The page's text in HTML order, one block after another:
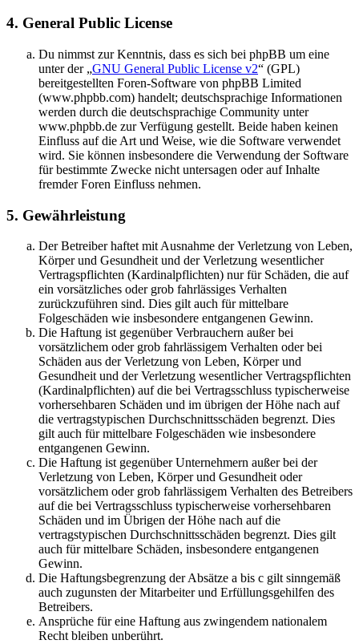
4. General Public License
Du nimmst zur Kenntnis, dass es sich bei phpBB um eine
unter der „GNU General Public License v2“ (GPL)
bereitgestellten Foren-Software von phpBB Limited
(www.phpbb.com) handelt; deutschsprachige Informationen
werden durch die deutschsprachige Community unter
www.phpbb.de zur Verfügung gestellt. Beide haben keinen
Einfluss auf die Art und Weise, wie die Software verwendet
wird. Sie können insbesondere die Verwendung der Software
für bestimmte Zwecke nicht untersagen oder auf Inhalte
fremder Foren Einfluss nehmen.
5. Gewährleistung
Der Betreiber haftet mit Ausnahme der Verletzung von Leben,
Körper und Gesundheit und der Verletzung wesentlicher
Vertragspflichten (Kardinalpflichten) nur für Schäden, die auf
ein vorsätzliches oder grob fahrlässiges Verhalten
zurückzuführen sind. Dies gilt auch für mittelbare
Folgeschäden wie insbesondere entgangenen Gewinn.
Die Haftung ist gegenüber Verbrauchern außer bei
vorsätzlichem oder grob fahrlässigem Verhalten oder bei
Schäden aus der Verletzung von Leben, Körper und
Gesundheit und der Verletzung wesentlicher Vertragspflichten
(Kardinalpflichten) auf die bei Vertragsschluss typischerweise
vorhersehbaren Schäden und im übrigen der Höhe nach auf
die vertragstypischen Durchschnittsschäden begrenzt. Dies
gilt auch für mittelbare Folgeschäden wie insbesondere
entgangenen Gewinn.
Die Haftung ist gegenüber Unternehmern außer bei der
Verletzung von Leben, Körper und Gesundheit oder
vorsätzlichem oder grob fahrlässigem Verhalten des Betreibers
auf die bei Vertragsschluss typischerweise vorhersehbaren
Schäden und im Übrigen der Höhe nach auf die
vertragstypischen Durchschnittsschäden begrenzt. Dies gilt
auch für mittelbare Schäden, insbesondere entgangenen
Gewinn.
Die Haftungsbegrenzung der Absätze a bis c gilt sinngemäß
auch zugunsten der Mitarbeiter und Erfüllungsgehilfen des
Betreibers.
Ansprüche für eine Haftung aus zwingendem nationalem
Recht bleiben unberührt.